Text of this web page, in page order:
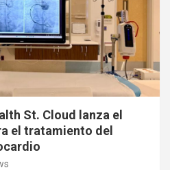
St. Cloud lanza el
el tratamiento del